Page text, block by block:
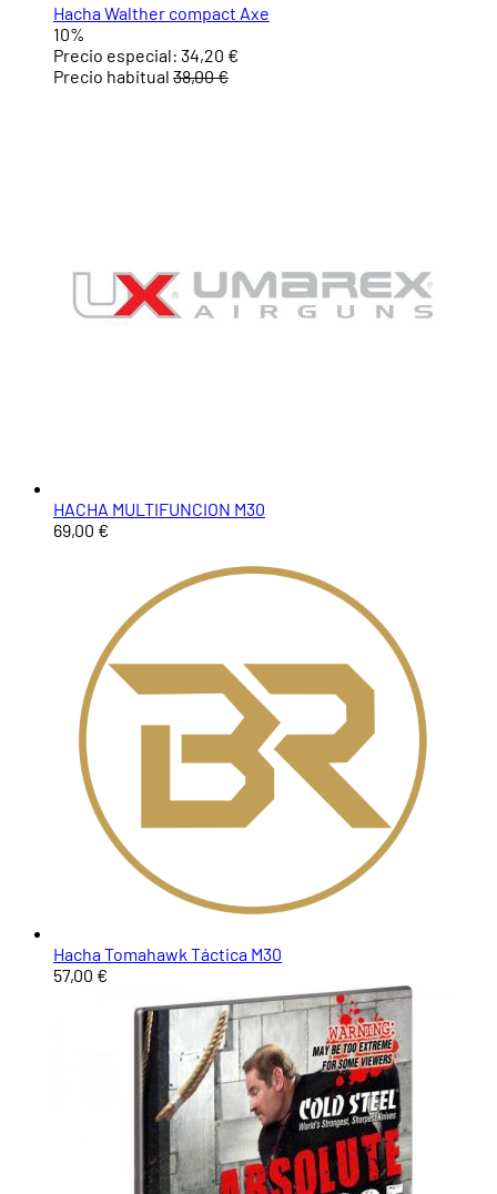
Hacha Walther compact Axe
10%
Precio especial: 34,20 €
Precio habitual 38,00 €
HACHA MULTIFUNCION M30
69,00 €
Hacha Tomahawk Táctica M30
57,00 €